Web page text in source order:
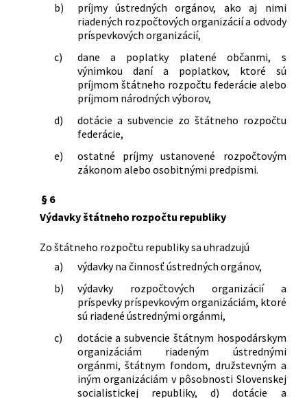
136/1985 Zb.
Vyhláška Federálneho ministerstva
financií, Ministerstva financií Českej
socialistickej republiky, Ministerstva
financií Slovenskej socialistickej
republiky a predsedu Štátnej banky
československej o finančnej, úverovej a
inej pomoci družstevnej individuálnej
rodinných domčekov v osobnom
vlastníctve
21/1986 Zb.
Vyhláška Federálneho ministerstva
financií, Ministerstva financií Českej
republiky a Ústrednej rady odborov o
22/1986 Zb.
Vyhláška Federálneho ministerstva
financií, Ministerstva financií Českej
socialistickej republiky a Ministerstva
financií Slovenskej socialistickej
republiky, ktorou sa mení a dopĺňa
vyhláška Federálneho ministerstva
financií, Ministerstva financií Českej
socialistickej republiky a Ministerstva
financií Slovenskej socialistickej
republiky č. 151/1978 Zb. o združovaní
b)
príjmy ústredných orgánov, ako aj nimi
riadených rozpočtových organizácií a odvody
príspevkových organizácií,
c)
dane a poplatky platené občanmi, s
výnimkou daní a poplatkov, ktoré sú
príjmom štátneho rozpočtu federácie alebo
príjmom národných výborov,
d)
dotácie a subvencie zo štátneho rozpočtu
federácie,
e)
ostatné príjmy ustanovené rozpočtovým
zákonom alebo osobitnými predpismi.
§ 6
Výdavky štátneho rozpočtu republiky
Zo štátneho rozpočtu republiky sa uhradzujú
a)
výdavky na činnosť ústredných orgánov,
b)
výdavky rozpočtových organizácií a
príspevky príspevkovým organizáciám, ktoré
sú riadené ústrednými orgánmi,
c)
dotácie a subvencie štátnym hospodárskym
organizáciám riadeným ústrednými
orgánmi, štátnym fondom, družstevným a
iným organizáciám v pôsobnosti Slovenskej
socialistickej republiky, d) dotácie a